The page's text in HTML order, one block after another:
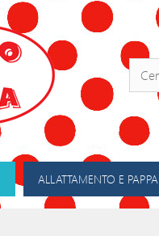
ALLATTAMENTO E PAPPA